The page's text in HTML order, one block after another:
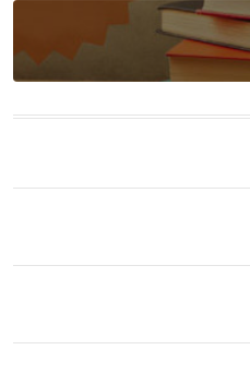
الهندسية التي ارتبطت